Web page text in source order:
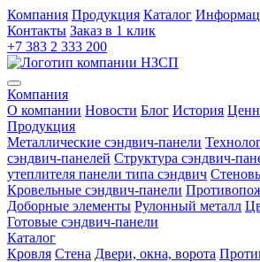
Компания Продукция Каталог
Контакты Заказ в 1 клик
+7 383 2 333 200
Компания
О компании Новости Блог История
Продукция
Металлические сэндвич-панели
сэндвич-панелей Структура сэндвич-
утеплителя панели типа сэндвич
Кровельные сэндвич-панели
Доборные элементы Рулонный металл
Готовые сэндвич-панели
Каталог
Кровля Cтена Двери, окна, ворота